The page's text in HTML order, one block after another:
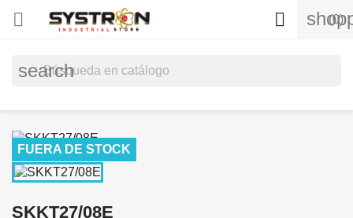
 (0)

search
FUERA DE STOCK
SKKT27/08E